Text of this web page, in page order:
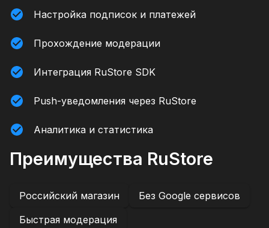
Настройка подписок и платежей
Прохождение модерации
Интеграция RuStore SDK
Push-уведомления через RuStore
Аналитика и статистика
Преимущества RuStore
Российский магазин
Без Google сервисов
Быстрая модерация